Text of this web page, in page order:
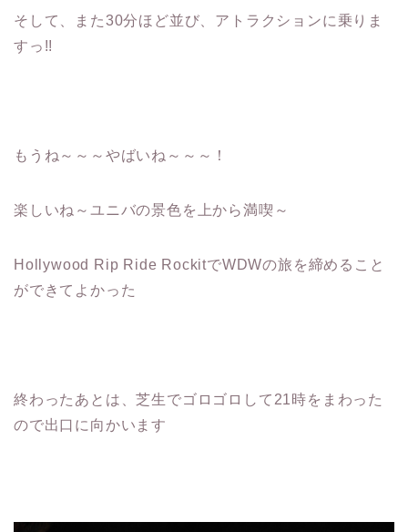
そして、また30分ほど並び、アトラクションに乗りま
すっ!!
もうね～～～やばいね～～～！
楽しいね～ユニバの景色を上から満喫～
Hollywood Rip Ride RockitでWDWの旅を締めること
ができてよかった
終わったあとは、芝生でゴロゴロして21時をまわった
ので出口に向かいます